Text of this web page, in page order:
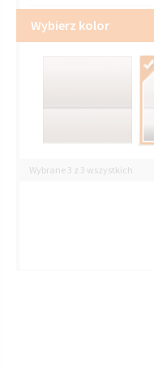
Wybierz kolor
Wybrane 3 z 3 wszystkich